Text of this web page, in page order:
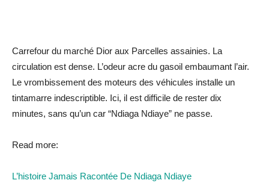
Carrefour du marché Dior aux Parcelles assainies. La
circulation est dense. L’odeur acre du gasoil embaumant l’air.
Le vrombissement des moteurs des véhicules installe un
tintamarre indescriptible. Ici, il est difficile de rester dix
minutes, sans qu’un car “Ndiaga Ndiaye” ne passe.
Read more:
L’histoire Jamais Racontée De Ndiaga Ndiaye